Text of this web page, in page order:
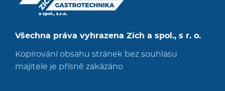
Všechna práva vyhrazena Zich a spol., s r. o.
Kopírování obsahu stránek bez souhlasu
majitele je přísně zakázáno